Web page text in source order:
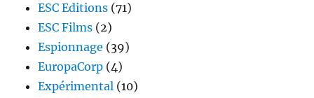
ESC Editions (71)
ESC Films (2)
Espionnage (39)
EuropaCorp (4)
Expérimental (10)